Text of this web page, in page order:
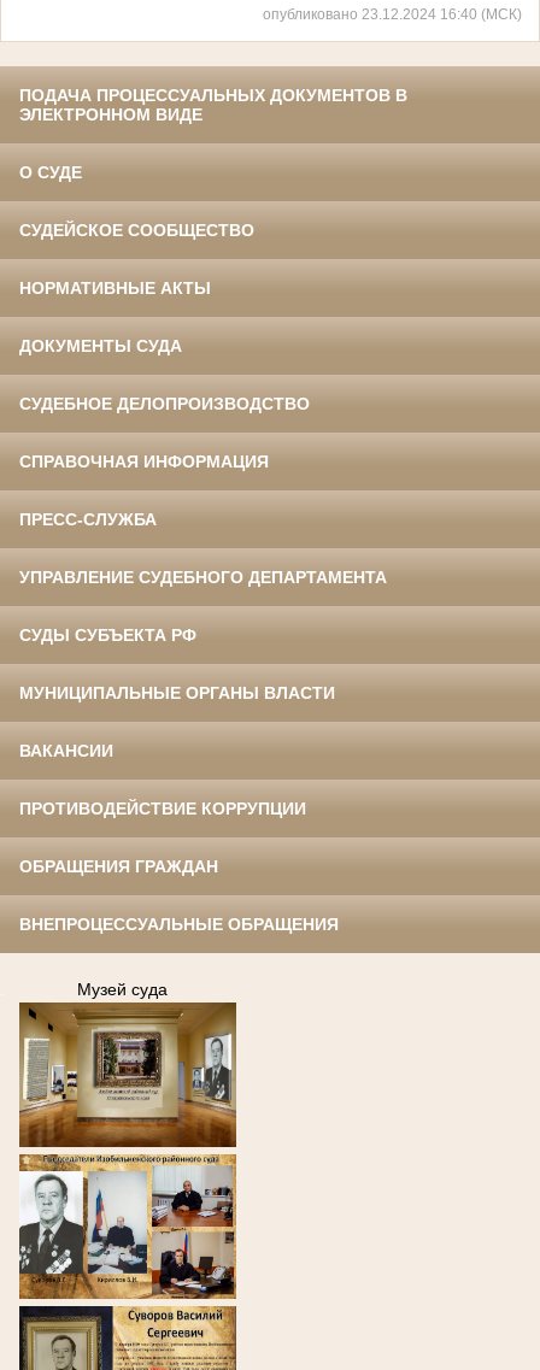
опубликовано 23.12.2024 16:40 (МСК)
ПОДАЧА ПРОЦЕССУАЛЬНЫХ ДОКУМЕНТОВ В
ЭЛЕКТРОННОМ ВИДЕ
О СУДЕ
СУДЕЙСКОЕ СООБЩЕСТВО
НОРМАТИВНЫЕ АКТЫ
ДОКУМЕНТЫ СУДА
СУДЕБНОЕ ДЕЛОПРОИЗВОДСТВО
СПРАВОЧНАЯ ИНФОРМАЦИЯ
ПРЕСС-СЛУЖБА
УПРАВЛЕНИЕ СУДЕБНОГО ДЕПАРТАМЕНТА
СУДЫ СУБЪЕКТА РФ
МУНИЦИПАЛЬНЫЕ ОРГАНЫ ВЛАСТИ
ВАКАНСИИ
ПРОТИВОДЕЙСТВИЕ КОРРУПЦИИ
ОБРАЩЕНИЯ ГРАЖДАН
ВНЕПРОЦЕССУАЛЬНЫЕ ОБРАЩЕНИЯ
Музей суда